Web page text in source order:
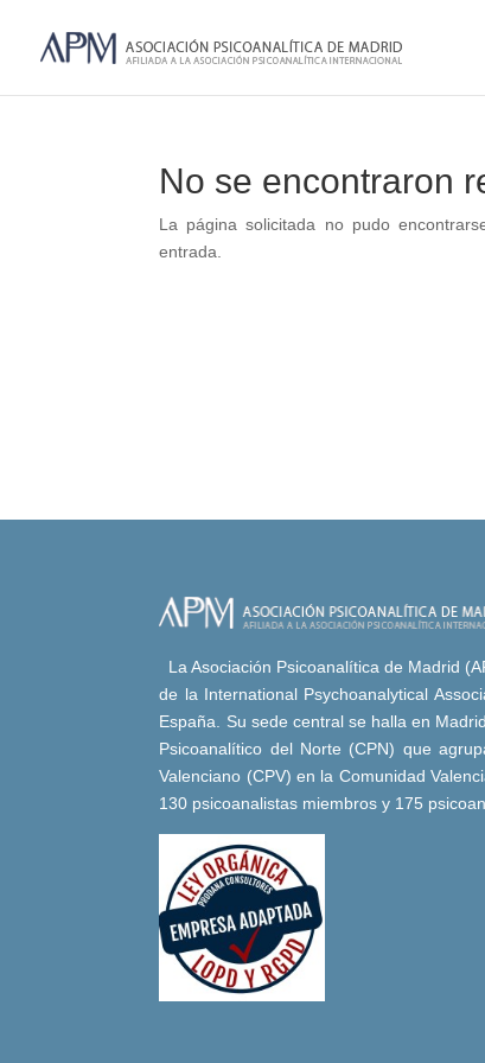
No se encontraron
La página solicitada no pudo
entrada.
La Asociación Psicoanalítica de Madrid
de la International Psychoanalytical
España. Su sede central se halla en
Psicoanalítico del Norte (CPN) que
Valenciano (CPV) en la Comunidad
130 psicoanalistas miembros y 175